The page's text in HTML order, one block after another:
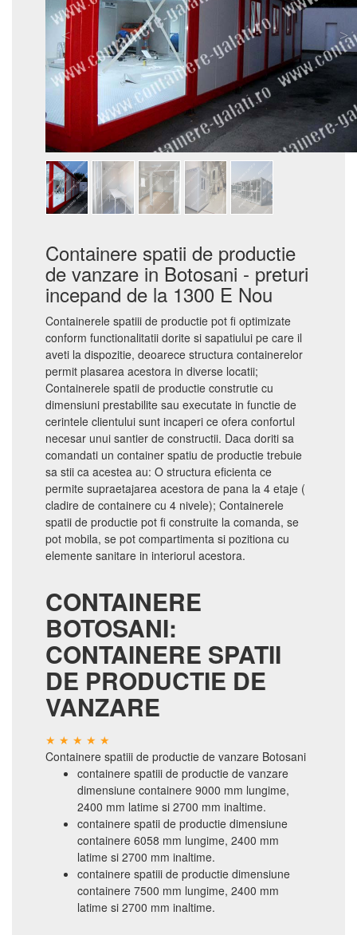
Containere spatii de productie
de vanzare in Botosani - preturi
incepand de la 1300 E Nou
Containerele spatiii de productie pot fi optimizate
conform functionalitatii dorite si sapatiului pe care il
aveti la dispozitie, deoarece structura containerelor
permit plasarea acestora in diverse locatii;
Containerele spatii de productie construtie cu
dimensiuni prestabilite sau executate in functie de
cerintele clientului sunt incaperi ce ofera confortul
necesar unui santier de constructii. Daca doriti sa
comandati un container spatiu de productie trebuie
sa stii ca acestea au: O structura eficienta ce
permite supraetajarea acestora de pana la 4 etaje (
cladire de containere cu 4 nivele); Containerele
spatii de productie pot fi construite la comanda, se
pot mobila, se pot compartimenta si pozitiona cu
elemente sanitare in interiorul acestora.
CONTAINERE
BOTOSANI:
CONTAINERE SPATII
DE PRODUCTIE DE
VANZARE
Containere spatiii de productie de vanzare Botosani
containere spatiii de productie de vanzare
dimensiune containere 9000 mm lungime,
2400 mm latime si 2700 mm inaltime.
containere spatii de productie dimensiune
containere 6058 mm lungime, 2400 mm
latime si 2700 mm inaltime.
containere spatiii de productie dimensiune
containere 7500 mm lungime, 2400 mm
latime si 2700 mm inaltime.